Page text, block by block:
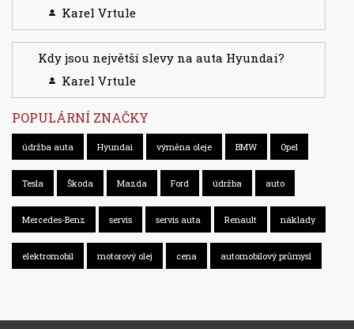
Karel Vrtule
Kdy jsou největší slevy na auta Hyundai?
Karel Vrtule
POPULÁRNÍ ZNAČKY
údržba auta Hyundai výměna oleje BMW Opel
Tesla Škoda Mazda Ford údržba auto
Mercedes-Benz servis servis auta Renault náklady
elektromobil motorový olej cena automobilový průmysl